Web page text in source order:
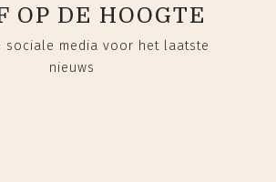
OP DE HOOGTE
sociale media voor het laatste
nieuws